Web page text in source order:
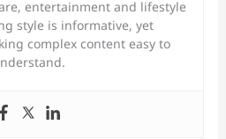
entertainment and lifestyle
style is informative, yet
complex content easy to